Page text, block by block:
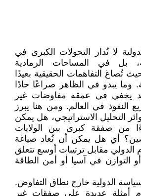
لا تُدار التحولات الكبرى في
بل في المساحات الرمادية
تُصاغ التفاهمات الحقيقية بعيدًا
وما يبدو في الظاهر صراعًا حادًا
يخفي في عمقه مفاوضات غير
النفوذ في العالم. ومن هنا يبرز
التحليل الاستراتيجي، هل يمكن
من صفقة كبرى بين الولايات
أي هل يمكن أن تُعاد صياغة
الدولي مقابل ترتيبات أوسع تتعلق
التوازن في آسيا أو أمن الطاقة
الدولية خارج نطاق التفاوض.
أمثلة عديدة على صفقات غير